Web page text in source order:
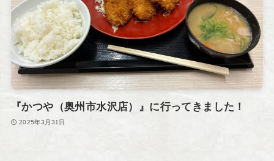
『かつや（奥州市水沢店）』に行ってきました！
2025年3月31日